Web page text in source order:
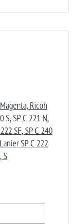
Ricoh
S, SP C 221 N,
SF, SP C 240
SP C 222
S